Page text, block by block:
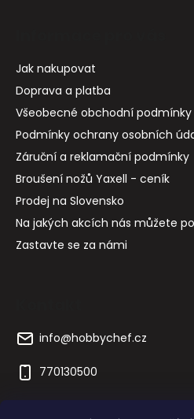
Jak nakupovat
Doprava a platba
Všeobecné obchodní podmínky
Podmínky ochrany osobních
Záruční a reklamační podmínky
Broušení nožů Yaxell - ceník
Prodej na Slovensko
Na jakých akcích nás můžete
Zastavte se za námi
info@hobbychef.cz
770130500